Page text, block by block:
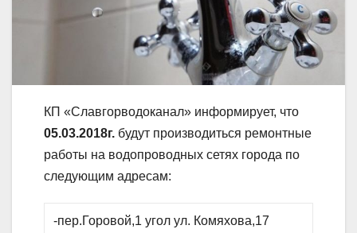
КП «Славгорводоканал» информирует, что
05.03.2018г. будут производиться ремонтные
работы на водопроводных сетях города по
следующим адресам:
-пер.Горовой,1 угол ул. Комяхова,17